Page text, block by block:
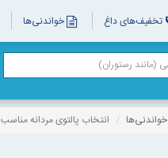
تخفیف‌های داغ خواندنی‌ها
خواندنی‌ها انتخاب پالتوی مردانه مناسب